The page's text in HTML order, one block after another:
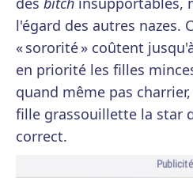
l'égard des autres nazes.
« sororité » coûtent
en priorité les filles
quand même pas
fille grassouillette la star
correct.
Publicité